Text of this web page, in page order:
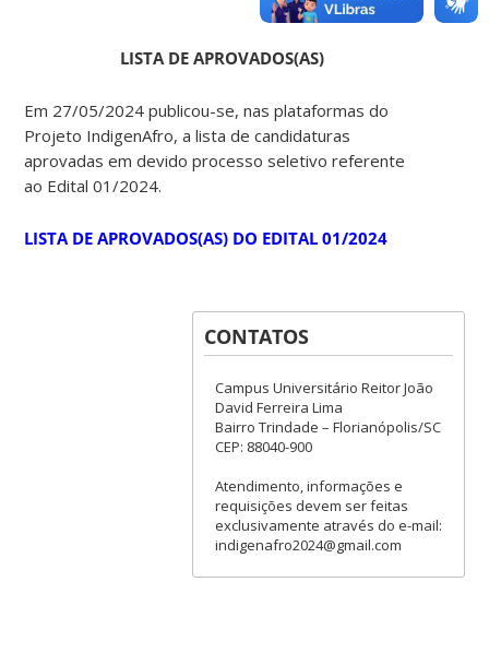
LISTA DE APROVADOS(AS)
Em 27/05/2024 publicou-se, nas plataformas do
Projeto IndigenAfro, a lista de candidaturas
aprovadas em devido processo seletivo referente
ao Edital 01/2024.
LISTA DE APROVADOS(AS) DO EDITAL 01/2024
CONTATOS
Campus Universitário Reitor João
David Ferreira Lima
Bairro Trindade – Florianópolis/SC
CEP: 88040-900
Atendimento, informações e
requisições devem ser feitas
exclusivamente através do e-mail:
indigenafro2024@gmail.com